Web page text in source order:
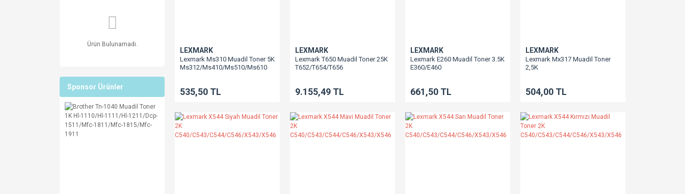
Ürün Bulunamadı.
Sponsor Ürünler
LEXMARK
Lexmark Ms310 Muadil Toner 5K
Ms312/Ms410/Ms510/Ms610
535,50 TL
LEXMARK
Lexmark T650 Muadil Toner 25K
T652/T654/T656
9.155,49 TL
LEXMARK
Lexmark E260 Muadil Toner 3.5K
E360/E460
661,50 TL
LEXMARK
Lexmark Mx317 Muadil Toner
2,5K
504,00 TL